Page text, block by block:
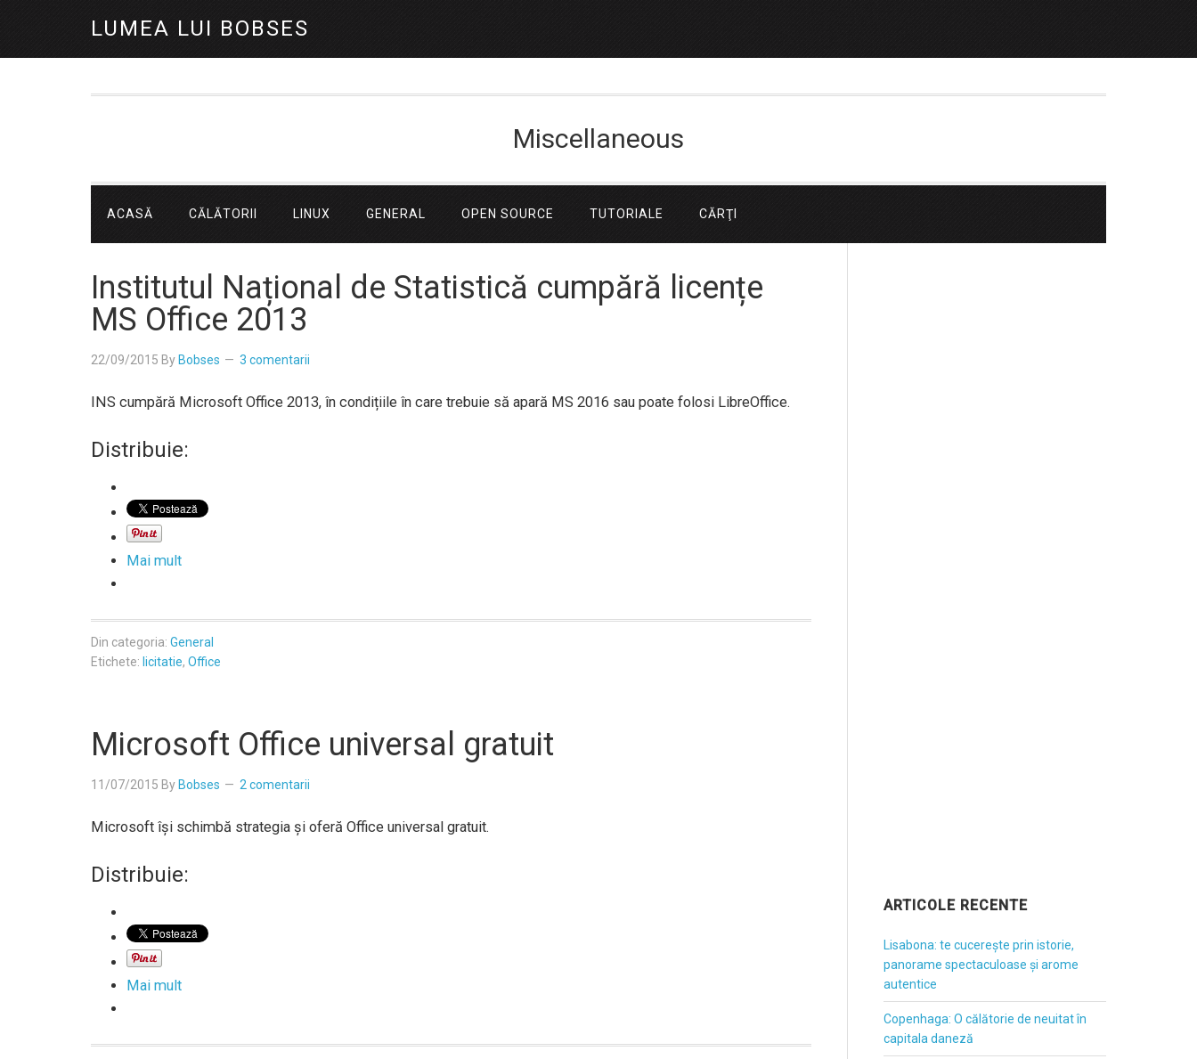
LUMEA LUI BOBSES
Miscellaneous
ACASĂ CĂLĂTORII LINUX GENERAL OPEN SOURCE TUTORIALE CĂRŢI
Institutul Național de Statistică cumpără licențe
MS Office 2013
22/09/2015 By Bobses 3 comentarii
INS cumpără Microsoft Office 2013, în condițiile în care trebuie să apară MS 2016 sau poate folosi LibreOffice.
Distribuie:
Mai mult
Din categoria: General
Etichete: licitatie, Office
Microsoft Office universal gratuit
11/07/2015 By Bobses 2 comentarii
Microsoft îşi schimbă strategia şi oferă Office universal gratuit.
Distribuie:
Mai mult
ARTICOLE RECENTE
Lisabona: te cucerește prin istorie,
panorame spectaculoase și arome
autentice
Copenhaga: O călătorie de neuitat în
capitala daneză